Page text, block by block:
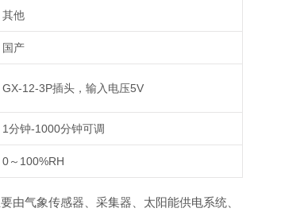
其他
国产
GX-12-3P插头，输入电压5V
1分钟-1000分钟可调
0～100%RH
由气象传感器、采集器、太阳能供电系统、